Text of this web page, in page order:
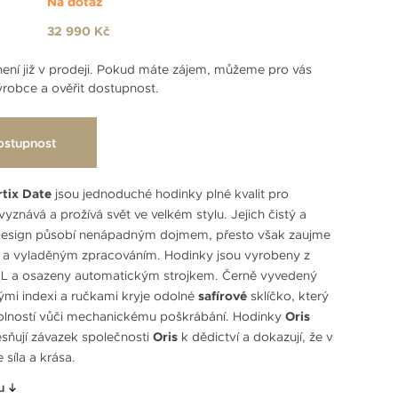
32 990 Kč
již v prodeji. Pokud máte zájem, můžeme pro vás
a ověřit dostupnost.
Date jsou jednoduché hodinky plné kvalit pro
a prožívá svět ve velkém stylu. Jejich čistý a
působí nenápadným dojmem, přesto však zaujme
vyladěným zpracováním. Hodinky jsou vyrobeny z
a osazeny automatickým strojkem. Černě vyvedený
indexi a ručkami kryje odolné safírové sklíčko, který
vůči mechanickému poškrábání. Hodinky Oris
závazek společnosti Oris k dědictví a dokazují, že v
síla a krása.